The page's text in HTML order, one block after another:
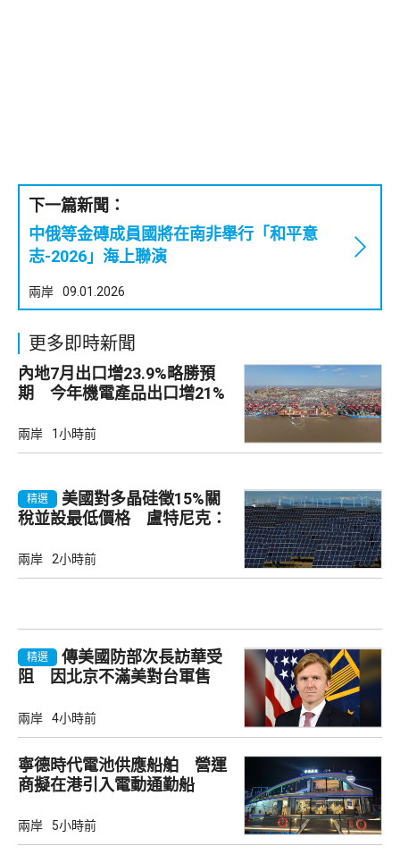
下一篇新聞：
中俄等金磚成員國將在南非舉行「和平意
志-2026」海上聯演
兩岸 09.01.2026
更多即時新聞
內地7月出口增23.9%略勝預
期 今年機電產品出口增21%
兩岸 1小時前
精選
美國對多晶硅徵15%關
稅並設最低價格 盧特尼克：
兩岸 2小時前
精選
傳美國防部次長訪華受
阻 因北京不滿美對台軍售
兩岸 4小時前
寧德時代電池供應船舶 營運
商擬在港引入電動通勤船
兩岸 5小時前